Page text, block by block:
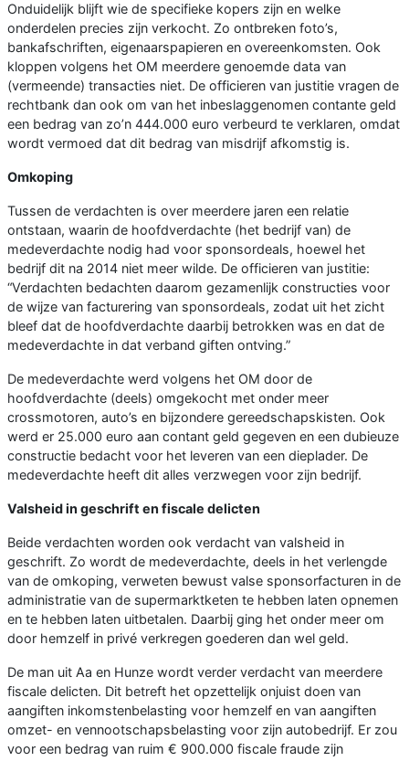
Onduidelijk blijft wie de specifieke kopers zijn en welke
onderdelen precies zijn verkocht. Zo ontbreken foto’s,
bankafschriften, eigenaarspapieren en overeenkomsten. Ook
kloppen volgens het OM meerdere genoemde data van
(vermeende) transacties niet. De officieren van justitie vragen de
rechtbank dan ook om van het inbeslaggenomen contante geld
een bedrag van zo’n 444.000 euro verbeurd te verklaren, omdat
wordt vermoed dat dit bedrag van misdrijf afkomstig is.
Omkoping
Tussen de verdachten is over meerdere jaren een relatie
ontstaan, waarin de hoofdverdachte (het bedrijf van) de
medeverdachte nodig had voor sponsordeals, hoewel het
bedrijf dit na 2014 niet meer wilde. De officieren van justitie:
“Verdachten bedachten daarom gezamenlijk constructies voor
de wijze van facturering van sponsordeals, zodat uit het zicht
bleef dat de hoofdverdachte daarbij betrokken was en dat de
medeverdachte in dat verband giften ontving.”
De medeverdachte werd volgens het OM door de
hoofdverdachte (deels) omgekocht met onder meer
crossmotoren, auto’s en bijzondere gereedschapskisten. Ook
werd er 25.000 euro aan contant geld gegeven en een dubieuze
constructie bedacht voor het leveren van een dieplader. De
medeverdachte heeft dit alles verzwegen voor zijn bedrijf.
Valsheid in geschrift en fiscale delicten
Beide verdachten worden ook verdacht van valsheid in
geschrift. Zo wordt de medeverdachte, deels in het verlengde
van de omkoping, verweten bewust valse sponsorfacturen in de
administratie van de supermarktketen te hebben laten opnemen
en te hebben laten uitbetalen. Daarbij ging het onder meer om
door hemzelf in privé verkregen goederen dan wel geld.
De man uit Aa en Hunze wordt verder verdacht van meerdere
fiscale delicten. Dit betreft het opzettelijk onjuist doen van
aangiften inkomstenbelasting voor hemzelf en van aangiften
omzet- en vennootschapsbelasting voor zijn autobedrijf. Er zou
voor een bedrag van ruim € 900.000 fiscale fraude zijn